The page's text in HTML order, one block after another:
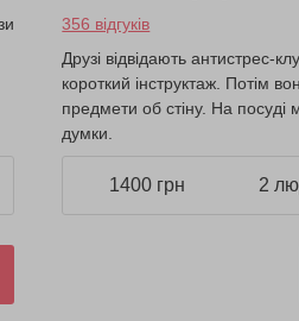
356 відгуків
Друзі відвідають антистрес-
короткий інструктаж. Потім
предмети об стіну. На
думки.
1400 грн 2